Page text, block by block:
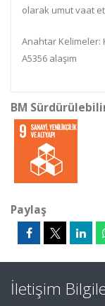
olarak umut vaat
Anahtar Kelimeler:
A5356 alaşım
BM
Paylaş
İletişim